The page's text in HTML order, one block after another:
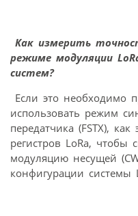
Как измерить
режиме модуляции
систем?
Если это необходимо
использовать режим
передатчика (FSTX),
регистров LoRa, чтобы
модуляцию несущей
конфигурации системы